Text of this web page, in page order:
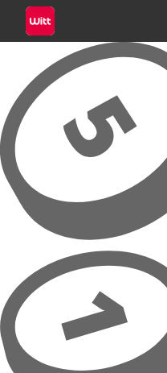
Přeskočit na hlavní obsah